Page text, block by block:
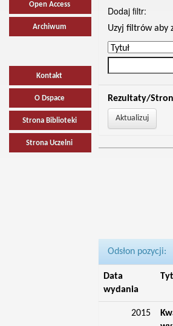
Open Access
Archiwum
Kontakt
O Dspace
Strona Biblioteki
Strona Uczelni
Dodaj filtr:
Uzyj filtrów aby
Rezultaty/
Odsłon pozycji:
Data
wydania
2015